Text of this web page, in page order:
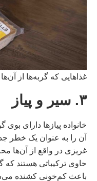
غذاهایی که گربه‌ها از
۳. سیر و پیاز
خانواده پیازها دارای
آن را به عنوان یک خطر
غریزی در واقع از آن‌ها
حاوی ترکیباتی هستند که
باعث کم‌خونی کشنده